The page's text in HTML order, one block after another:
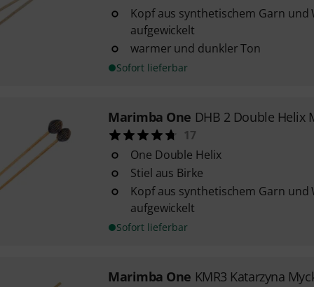
Kopf aus synthetischem Garn und
aufgewickelt
warmer und dunkler Ton
Sofort lieferbar
Marimba One DHB 2 Double Helix
17
One Double Helix
Stiel aus Birke
Kopf aus synthetischem Garn und
aufgewickelt
Sofort lieferbar
Marimba One KMR3 Katarzyna